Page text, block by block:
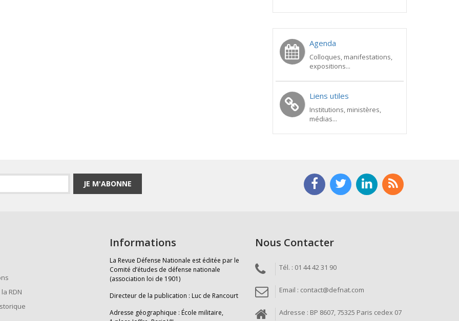
Agenda
Colloques, manifestations,
expositions...
Liens utiles
Institutions, ministères,
médias...
JE M'ABONNE
RDN
Informations
La Revue Défense Nationale est éditée par le
Comité d’études de défense nationale
(association loi de 1901)
Directeur de la publication : Luc de Rancourt
Adresse géographique : École militaire,
Nous Contacter
Tél. : 01 44 42 31 90
Email : contact@defnat.com
Adresse : BP 8607, 75325 Paris cedex 07